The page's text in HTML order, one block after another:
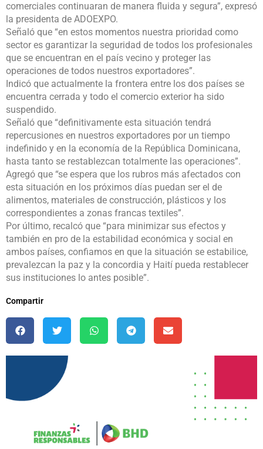
comerciales continuaran de manera fluida y segura”, expresó
la presidenta de ADOEXPO.
Señaló que “en estos momentos nuestra prioridad como
sector es garantizar la seguridad de todos los profesionales
que se encuentran en el país vecino y proteger las
operaciones de todos nuestros exportadores”.
Indicó que actualmente la frontera entre los dos países se
encuentra cerrada y todo el comercio exterior ha sido
suspendido.
Señaló que “definitivamente esta situación tendrá
repercusiones en nuestros exportadores por un tiempo
indefinido y en la economía de la República Dominicana,
hasta tanto se restablezcan totalmente las operaciones”.
Agregó que “se espera que los rubros más afectados con
esta situación en los próximos días puedan ser el de
alimentos, materiales de construcción, plásticos y los
correspondientes a zonas francas textiles”.
Por último, recalcó que “para minimizar sus efectos y
también en pro de la estabilidad económica y social en
ambos países, confiamos en que la situación se estabilice,
prevalezcan la paz y la concordia y Haití pueda restablecer
sus instituciones lo antes posible”.
Compartir